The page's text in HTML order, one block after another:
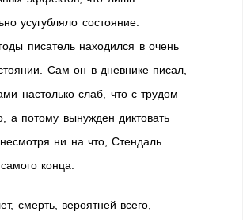
усугубляло состояние.
писатель находился в очень
Сам он в дневнике писал,
настолько слаб, что с трудом
а потому вынужден диктовать
ни на что, Стендаль
конца.
смерть, вероятней всего,